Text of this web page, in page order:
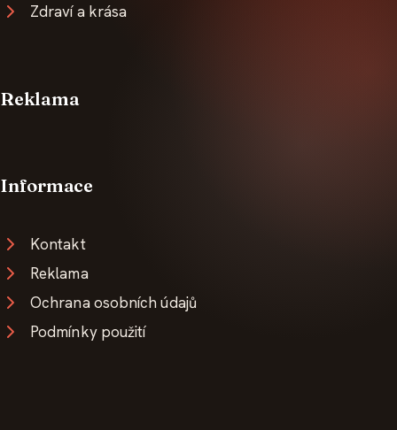
Zdraví a krása
Reklama
Informace
Kontakt
Reklama
Ochrana osobních údajů
Podmínky použití